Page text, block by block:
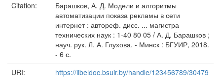
Citation:
Барашков, А. Д. Модели и алгоритмы
автоматизации показа рекламы в сети
интернет : автореф. дисс. ... магистра
технических наук : 1-40 80 05 / А. Д. Барашков ;
науч. рук. Л. А. Глухова. - Минск : БГУИР, 2018.
- 6 с.
URI:
https://libeldoc.bsuir.by/handle/123456789/30479